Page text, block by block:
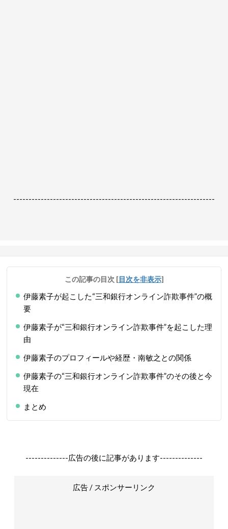
------------------------------------------------------------------
この記事の目次 [目次を非表示]
伊藤素子が起こした“三和銀行オンライン詐欺事件”の概
要
伊藤素子が“三和銀行オンライン詐欺事件”を起こした理
由
伊藤素子のプロフィールや経歴・南敏之との関係
伊藤素子の“三和銀行オンライン詐欺事件”のその後と今
現在
まとめ
--------------広告の後に記事があります--------------
広告 / スポンサーリンク